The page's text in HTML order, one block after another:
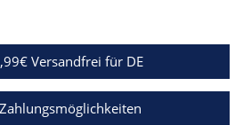
Versandfrei für DE